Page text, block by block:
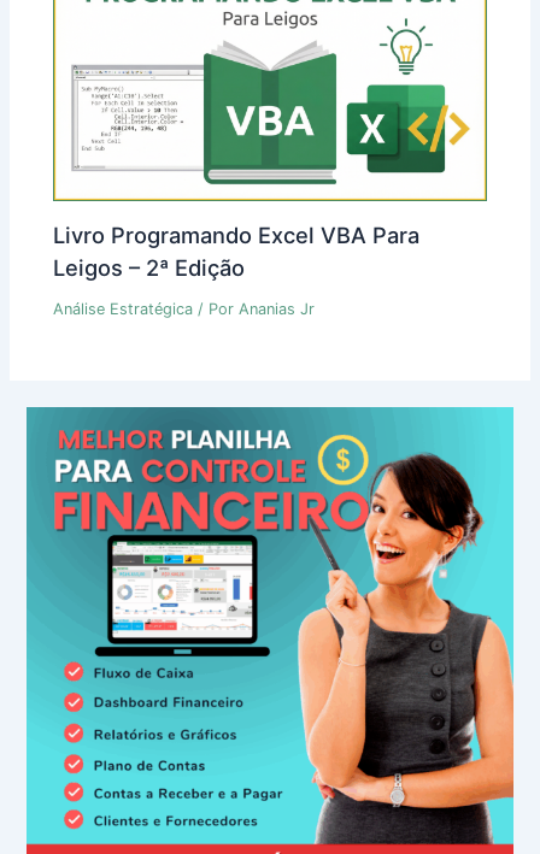
Livro Programando Excel VBA Para
Leigos – 2ª Edição
Análise Estratégica / PorAnanias Jr